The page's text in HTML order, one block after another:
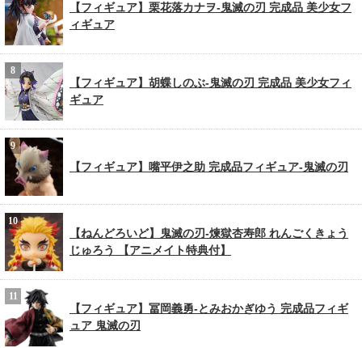
【フィギュア】栗花落カナヲ-鬼滅の刃 完成品 美少女フ
ィギュア
【フィギュア】胡蝶しのぶ-鬼滅の刃 完成品 美少女フィ
ギュア
【フィギュア】嘴平伊之助 完成品フィギュア-鬼滅の刃
【ねんどろいど】鬼滅の刃-煉獄杏寿郎 れんごくきょう
じゅろう 【アニメイト特典付】
【フィギュア】冨岡義勇-とみおかぎゆう 完成品フィギ
ュア 鬼滅の刃